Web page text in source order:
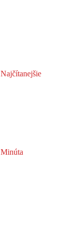
Najčítanejšie
Minúta